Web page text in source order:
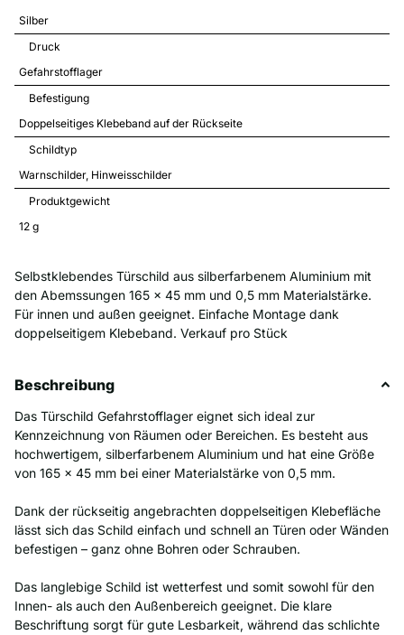
Silber
Druck
Gefahrstofflager
Befestigung
Doppelseitiges Klebeband auf der Rückseite
Schildtyp
Warnschilder Hinweisschilder
Produktgewicht
12 g
Selbstklebendes Türschild aus silberfarbenem Aluminium mit
den Abemssungen 165 x 45 mm und 0,5 mm Materialstärke.
Für innen und außen geeignet. Einfache Montage dank
doppelseitigem Klebeband. Verkauf pro Stück
Beschreibung
Das Türschild Gefahrstofflager eignet sich ideal zur
Kennzeichnung von Räumen oder Bereichen. Es besteht aus
hochwertigem, silberfarbenem Aluminium und hat eine Größe
von 165 x 45 mm bei einer Materialstärke von 0,5 mm.
Dank der rückseitig angebrachten doppelseitigen Klebefläche
lässt sich das Schild einfach und schnell an Türen oder Wänden
befestigen – ganz ohne Bohren oder Schrauben.
Das langlebige Schild ist wetterfest und somit sowohl für den
Innen- als auch den Außenbereich geeignet. Die klare
Beschriftung sorgt für gute Lesbarkeit, während das schlichte